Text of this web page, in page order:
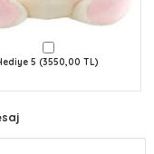
5 (3550,00 TL)